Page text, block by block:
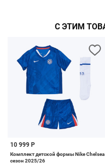
С ЭТИМ
10 999 Р
Комплект детской формы Nike Chelsea
сезон 2025/26